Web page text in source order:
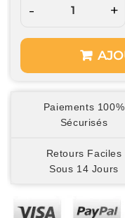
- +
Paiements 100%
Sécurisés
Retours Faciles
Sous 14 Jours